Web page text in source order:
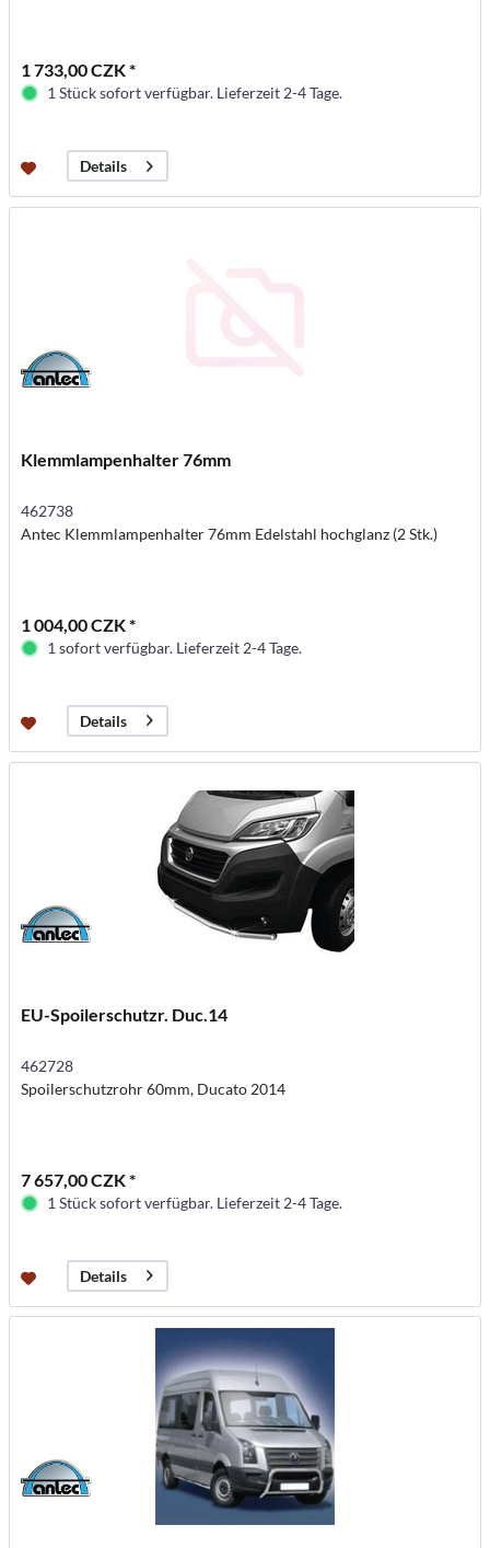
1 733,00 CZK *
1 Stück sofort verfügbar. Lieferzeit 2-4 Tage.
Details
Klemmlampenhalter 76mm
462738
Antec Klemmlampenhalter 76mm Edelstahl hochglanz (2 Stk.)
1 004,00 CZK *
1 sofort verfügbar. Lieferzeit 2-4 Tage.
Details
EU-Spoilerschutzr. Duc.14
462728
Spoilerschutzrohr 60mm, Ducato 2014
7 657,00 CZK *
1 Stück sofort verfügbar. Lieferzeit 2-4 Tage.
Details